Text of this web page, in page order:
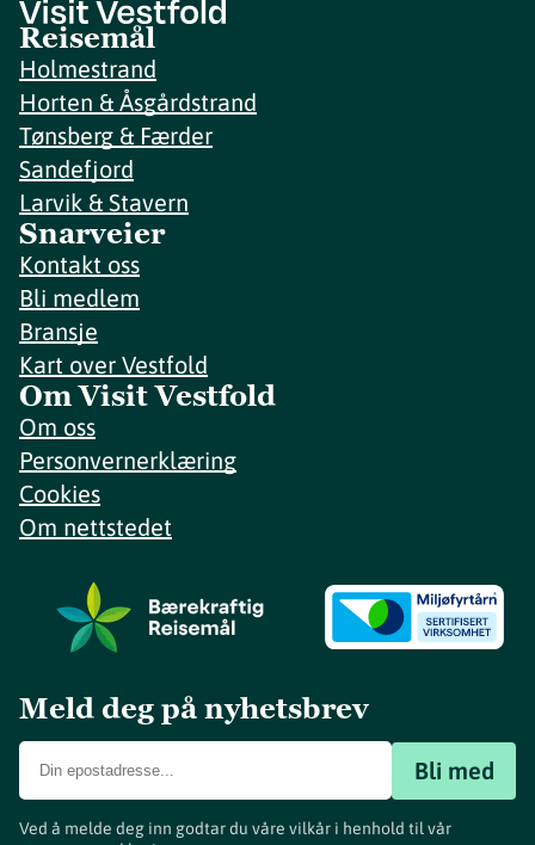
Reisemål
Holmestrand
Horten & Åsgårdstrand
Tønsberg & Færder
Sandefjord
Larvik & Stavern
Snarveier
Kontakt oss
Bli medlem
Bransje
Kart over Vestfold
Om Visit Vestfold
Om oss
Personvernerklæring
Cookies
Om nettstedet
Meld deg på nyhetsbrev
Bli med
Ved å melde deg inn godtar du våre vilkår i henhold til vår